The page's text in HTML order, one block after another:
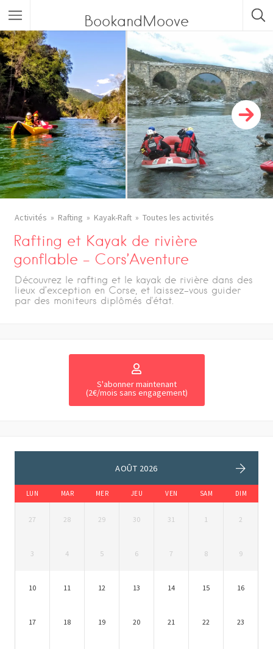
BookandMoove
Toutes les activités
Sports en eaux vives
Sports aériens
Sports de grimpe / Sports de corde
Sports de glisse
Ecole de ski
Savoie
Isère
Activités Rafting Kayak-Raft Toutes les activités
Rafting et Kayak de rivière
gonflable – Cors’Aventure
Découvrez le rafting et le kayak de rivière dans des
lieux d’exception en Corse, et laissez-vous guider
par des moniteurs diplômés d'état.
S'abonner maintenant
(2€/mois sans engagement)
AOÛT 2026
LUN MAR MER JEU VEN SAM DIM
27 28 29 30 31 1 2
3 4 5 6 7 8 9
10 11 12 13 14 15 16
17 18 19 20 21 22 23